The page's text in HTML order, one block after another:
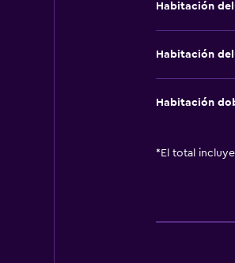
Habitación
Habitación
Habitación
* El total